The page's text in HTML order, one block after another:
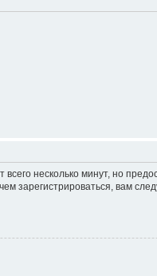
несколько минут, но
зарегистрироваться, вам